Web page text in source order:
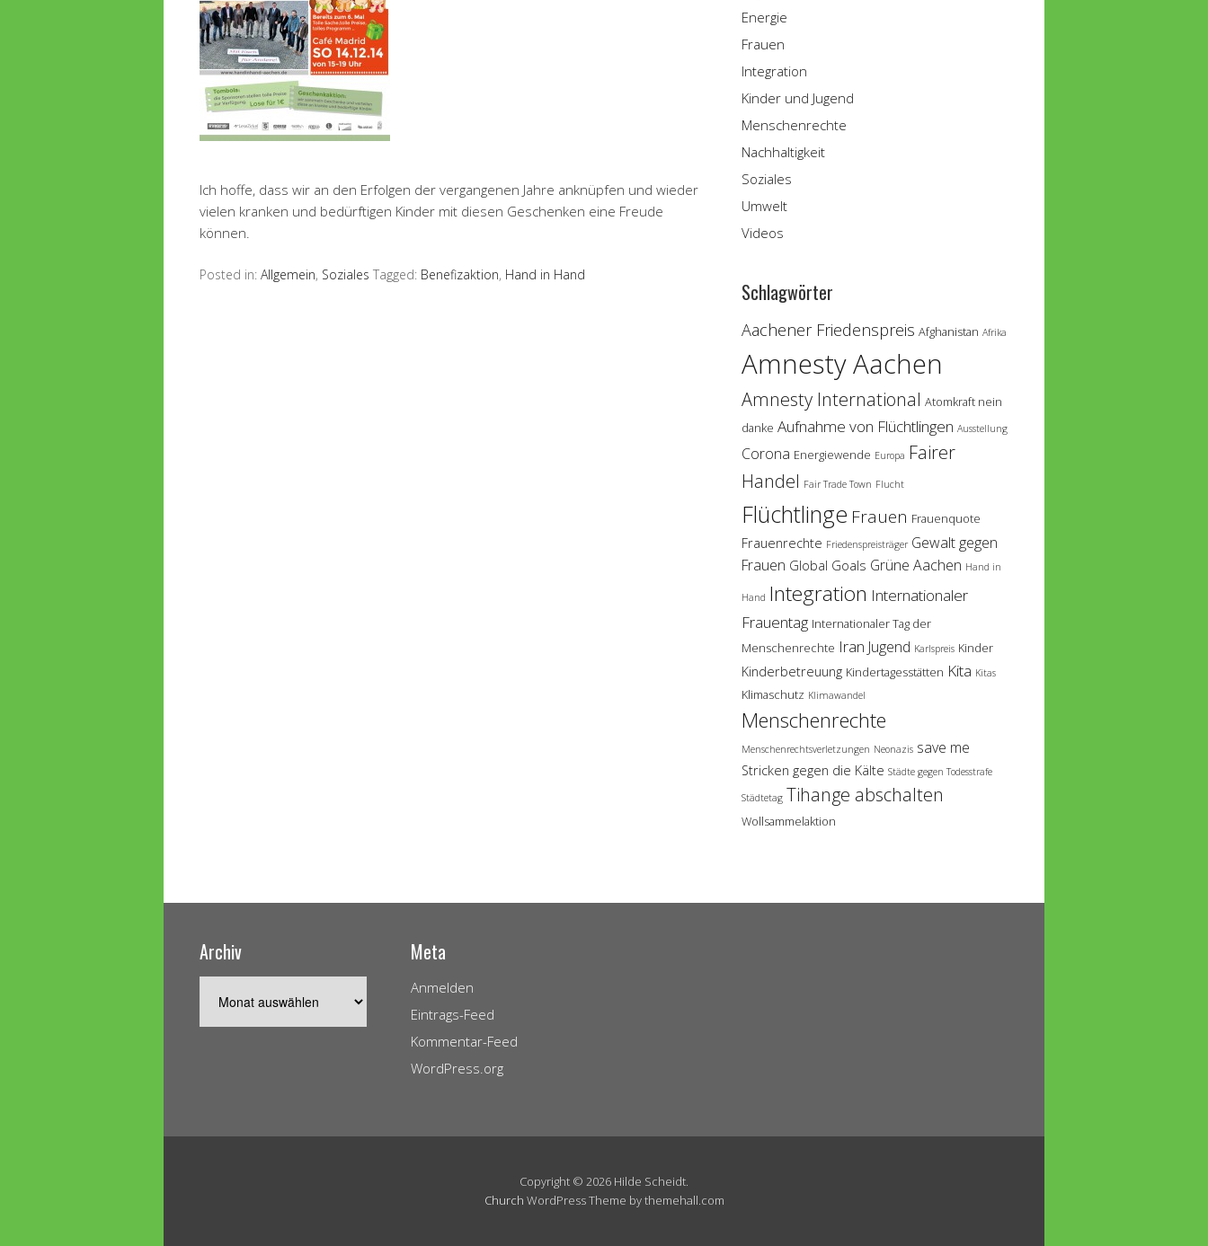
Ich hoffe, dass wir an den Erfolgen der vergangenen Jahre anknüpfen und wieder
vielen kranken und bedürftigen Kinder mit diesen Geschenken eine Freude
können.
Posted in: Allgemein, Soziales Tagged: Benefizaktion, Hand in Hand
Energie
Frauen
Integration
Kinder und Jugend
Menschenrechte
Nachhaltigkeit
Soziales
Umwelt
Videos
Schlagwörter
Aachener Friedenspreis Afghanistan Afrika
Amnesty Aachen
Amnesty International Atomkraft nein
danke Aufnahme von Flüchtlingen Ausstellung
Corona Energiewende Europa Fairer
Handel Fair Trade Town Flucht
Flüchtlinge Frauen Frauenquote
Frauenrechte Friedenspreisträger Gewalt gegen
Frauen Global Goals Grüne Aachen Hand in
Hand Integration Internationaler
Frauentag Internationaler Tag der
Menschenrechte Iran Jugend Karlspreis Kinder
Kinderbetreuung Kindertagesstätten Kita Kitas
Klimaschutz Klimawandel
Menschenrechte
Menschenrechtsverletzungen Neonazis save me
Stricken gegen die Kälte Städte gegen Todesstrafe
Städtetag Tihange abschalten
Wollsammelaktion
Archiv Meta
Anmelden
Eintrags-Feed
Kommentar-Feed
WordPress.org
Copyright © 2026 Hilde Scheidt.
Church WordPress Theme by themehall.com